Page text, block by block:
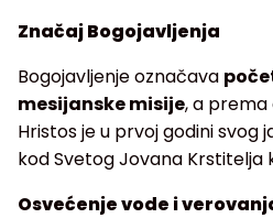
Značaj Bogojavljenja
Bogojavljenje označava
mesijanske misije, a prema
Hristos je u prvoj godini svog
kod Svetog Jovana Krstitelja
Osvećenje vode i